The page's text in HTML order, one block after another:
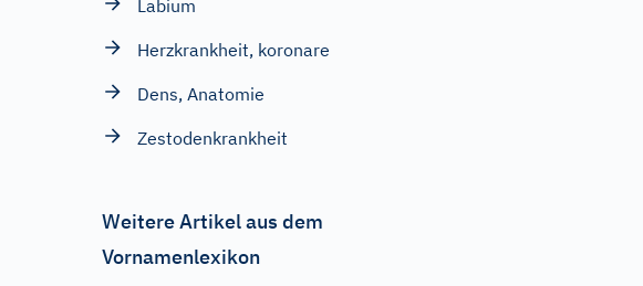
Labium
Herzkrankheit, koronare
Dens, Anatomie
Zestodenkrankheit
Weitere Artikel aus dem
Vornamenlexikon